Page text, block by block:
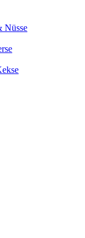
Nüsse